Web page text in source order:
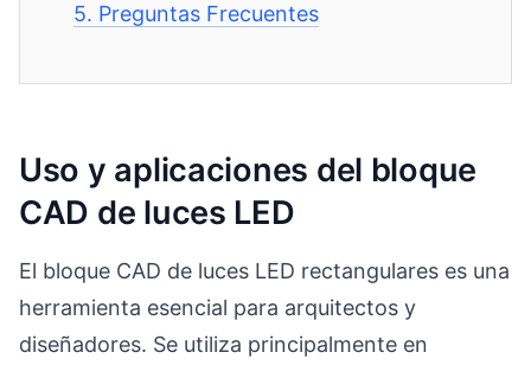
5. Preguntas Frecuentes
Uso y aplicaciones del bloque
CAD de luces LED
El bloque CAD de luces LED rectangulares es una
herramienta esencial para arquitectos y
diseñadores. Se utiliza principalmente en